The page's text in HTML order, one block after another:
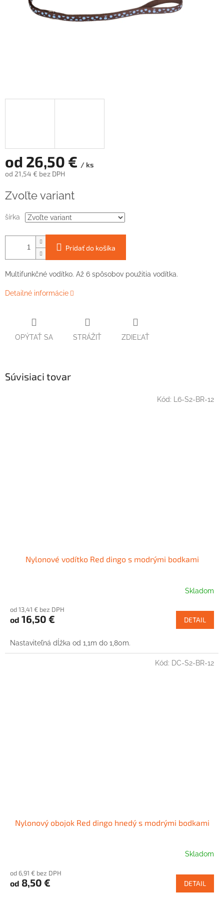
od 26,50 € / ks
od 21,54 € bez DPH
cena:
Zvoľte variant
šírka
Pridať do košíka
Multifunkčné vodítko. Až 6 spôsobov použitia vodítka.
Detailné informácie
OPÝTAŤ SA STRÁŽIŤ ZDIEĽAŤ
Súvisiaci tovar
Nylonové vodítko Red dingo s modrými bodkami
Skladom
od 13,41 € bez DPH
od 16,50 € DETAIL
Nastaviteľná dĺžka od 1,1m do 1,80m.
Kód: L6-S2-BR-12
Nylonový obojok Red dingo hnedý s modrými bodkami
Skladom
od 6,91 € bez DPH
od 8,50 € DETAIL
Kód: DC-S2-BR-12